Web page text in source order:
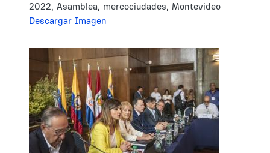
2022, Asamblea, mercociudades, Montevideo
Descargar Imagen